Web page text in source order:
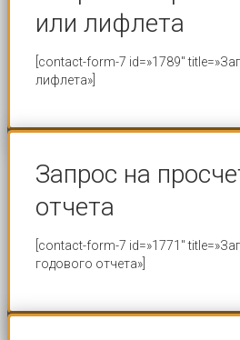
или лифлета
[contact-form-7 id=»1789″
лифлета»]
Запрос на
отчета
[contact-form-7 id=»1771″
годового отчета»]